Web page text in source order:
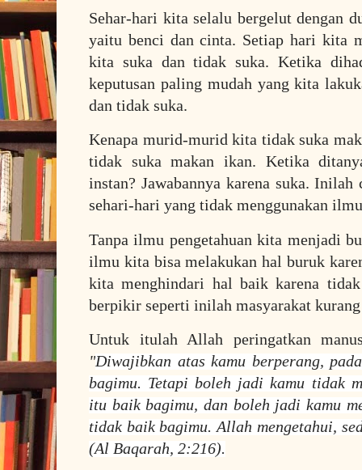
Sehar-hari kita selalu bergelut dengan
yaitu benci dan cinta. Setiap hari kita
kita suka dan tidak suka. Ketika
keputusan paling mudah yang kita
dan tidak suka.
Kenapa murid-murid kita tidak suka
tidak suka makan ikan. Ketika
instan? Jawabannya karena suka.
sehari-hari yang tidak menggunakan
Tanpa ilmu pengetahuan kita menjadi
ilmu kita bisa melakukan hal buruk
kita menghindari hal baik karena
berpikir seperti inilah masyarakat
Untuk itulah Allah peringatkan
"Diwajibkan atas kamu berperang,
bagimu. Tetapi boleh jadi kamu tidak
itu baik bagimu, dan boleh jadi kamu
tidak baik bagimu. Allah mengetahui,
(Al Baqarah, 2:216).